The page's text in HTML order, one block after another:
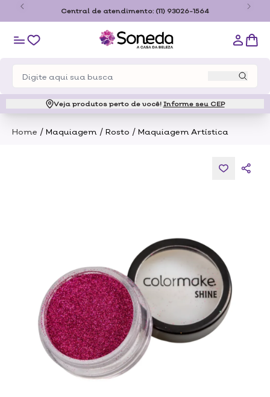
Central de atendimento: (11) 93026-1564
Veja produtos perto de você! Informe seu CEP
Home / Maquiagem / Rosto / Maquiagem Artística